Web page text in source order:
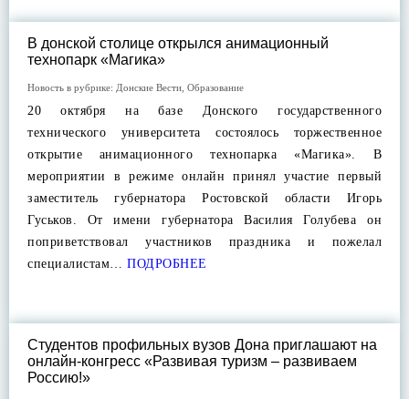
В донской столице открылся анимационный
технопарк «Магика»
Новость в рубрике: Донские Вести Образование
20 октября на базе Донского государственного
технического университета состоялось торжественное
открытие анимационного технопарка «Магика». В
мероприятии в режиме онлайн принял участие первый
заместитель губернатора Ростовской области Игорь
Гуськов. От имени губернатора Василия Голубева он
поприветствовал участников праздника и пожелал
специалистам… ПОДРОБНЕЕ
Студентов профильных вузов Дона приглашают на
онлайн-конгресс «Развивая туризм – развиваем
Россию!»